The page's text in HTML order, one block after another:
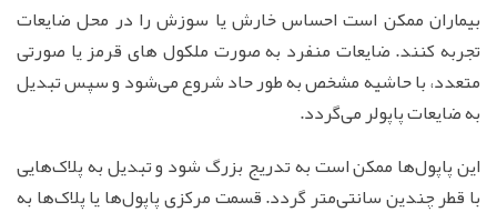
بیماران ممکن است احساس خارش یا سوزش را در محل ضایعات
تجربه کنند. ضایعات منفرد به صورت ملکول های قرمز یا صورتی
متعدد، با حاشیه مشخص به طور حاد شروع می‌شود و سپس تبدیل
به ضایعات پاپولر می‌گردد.
این پاپول‌ها ممکن است به تدریج بزرگ شود و تبدیل به پلاک‌هایی
با قطر چندین سانتی‌متر گردد. قسمت مرکزی پاپول‌ها یا پلاک‌ها به